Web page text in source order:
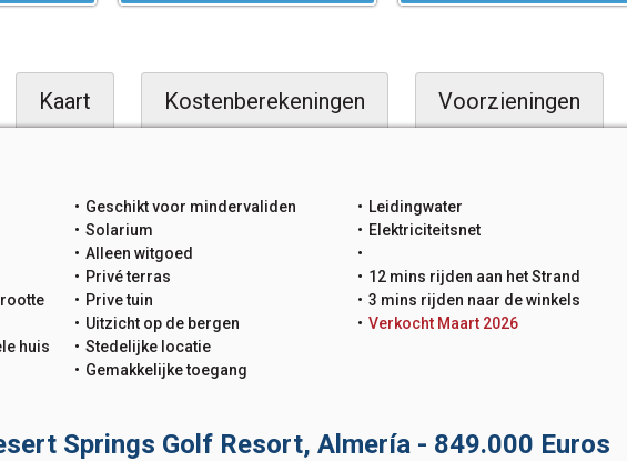
Kaart Kostenberekeningen Voorzieningen
huis
Geschikt voor mindervaliden
Solarium
Alleen witgoed
Privé terras
Prive tuin
Uitzicht op de bergen
Stedelijke locatie
Gemakkelijke toegang
Leidingwater
Elektriciteitsnet
12 mins rijden aan het Strand
3 mins rijden naar de winkels
Verkocht Maart 2026
Springs Golf Resort, Almería - 849.000 Euros